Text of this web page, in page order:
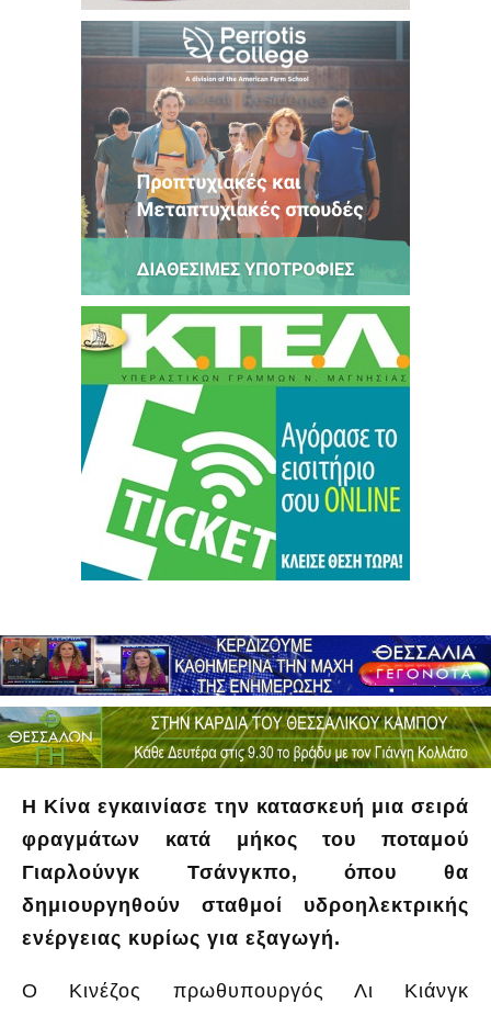
Η Κίνα εγκαινίασε την κατασκευή μια σειρά
φραγμάτων κατά μήκος του ποταμού
Γιαρλούνγκ Τσάνγκπο, όπου θα
δημιουργηθούν σταθμοί υδροηλεκτρικής
ενέργειας κυρίως για εξαγωγή.
Ο Κινέζος πρωθυπουργός Λι Κιάνγκ